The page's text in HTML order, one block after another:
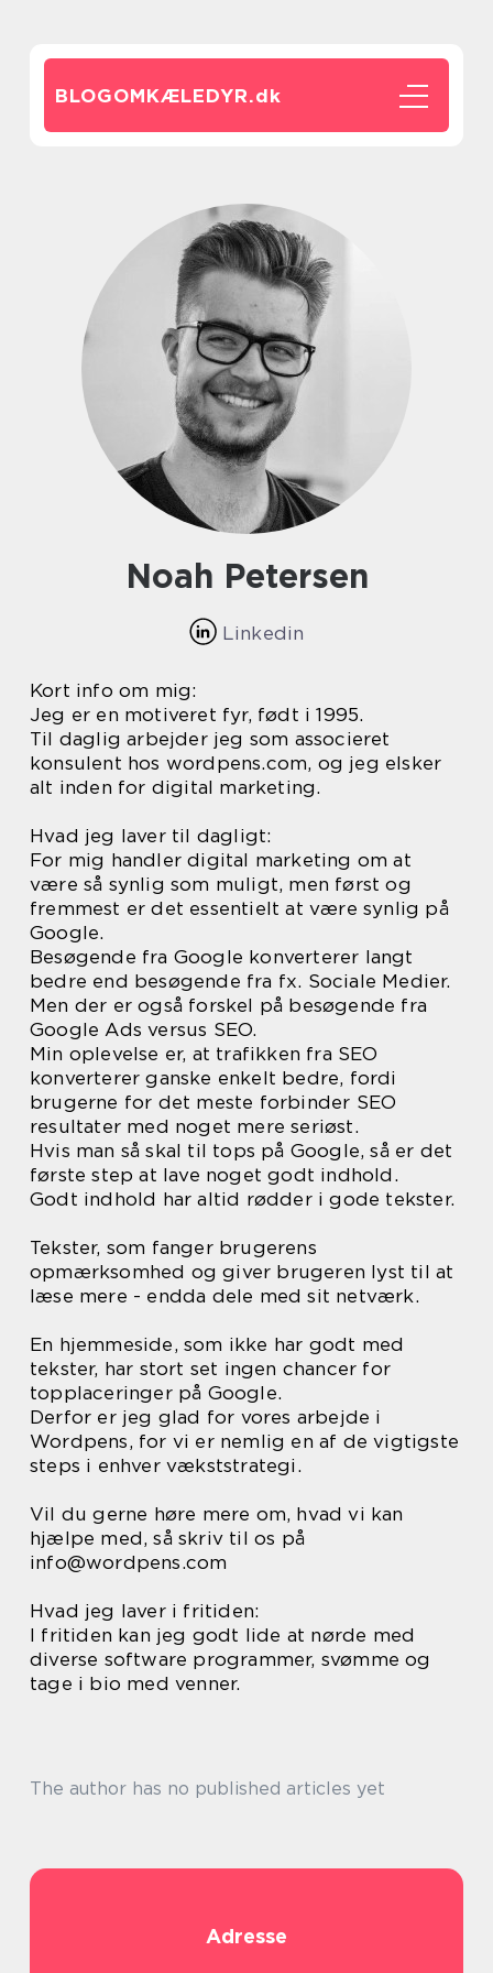
BLOGOMKÆLEDYR.dk
Noah Petersen
Linkedin
Kort info om mig:
Jeg er en motiveret fyr, født i 1995.
Til daglig arbejder jeg som associeret
konsulent hos wordpens.com, og jeg elsker
alt inden for digital marketing.
Hvad jeg laver til dagligt:
For mig handler digital marketing om at
være så synlig som muligt, men først og
fremmest er det essentielt at være synlig på
Google.
Besøgende fra Google konverterer langt
bedre end besøgende fra fx. Sociale Medier.
Men der er også forskel på besøgende fra
Google Ads versus SEO.
Min oplevelse er, at trafikken fra SEO
konverterer ganske enkelt bedre, fordi
brugerne for det meste forbinder SEO
resultater med noget mere seriøst.
Hvis man så skal til tops på Google, så er det
første step at lave noget godt indhold.
Godt indhold har altid rødder i gode tekster.
Tekster, som fanger brugerens
opmærksomhed og giver brugeren lyst til at
læse mere - endda dele med sit netværk.
En hjemmeside, som ikke har godt med
tekster, har stort set ingen chancer for
topplaceringer på Google.
Derfor er jeg glad for vores arbejde i
Wordpens, for vi er nemlig en af de vigtigste
steps i enhver vækststrategi.
Vil du gerne høre mere om, hvad vi kan
hjælpe med, så skriv til os på
info@wordpens.com
Hvad jeg laver i fritiden:
I fritiden kan jeg godt lide at nørde med
diverse software programmer, svømme og
tage i bio med venner.
The author has no published articles yet
Adresse